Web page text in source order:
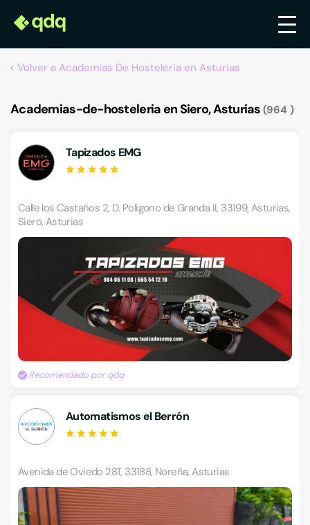
Volver a Academias De Hosteleria en Asturias
Academias-de-hosteleria en Siero, Asturias 964
Tapizados EMG
Calle los Castaños 2, D. Poligono de Granda II, 33199, Asturias,
Siero, Asturias
Recomendado por qdq
Automatismos el Berrón
Avenida de Oviedo 28T, 33188, Noreña, Asturias